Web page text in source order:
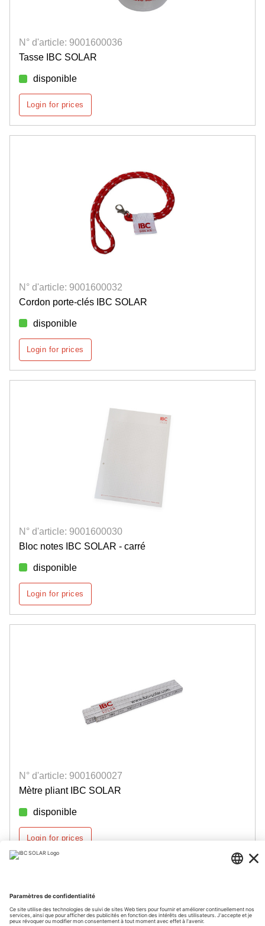
N° d'article: 9001600036
Tasse IBC SOLAR
disponible
Login for prices
N° d'article: 9001600032
Cordon porte-clés IBC SOLAR
disponible
Login for prices
N° d'article: 9001600030
Bloc notes IBC SOLAR - carré
disponible
Login for prices
N° d'article: 9001600027
Mètre pliant IBC SOLAR
disponible
Login for prices